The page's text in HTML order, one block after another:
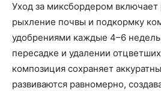
Уход за миксбордером включает
рыхление почвы и подкормку
удобрениями каждые 4–6
пересадке и удалении
композиция сохраняет
развиваются равномерно,